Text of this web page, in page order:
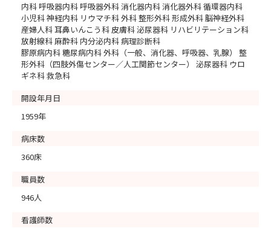
内科 呼吸器内科 呼吸器外科 消化器内科 消化器外科 循環器内科
小児科 神経内科 リウマチ科 外科 整形外科 形成外科 脳神経外科
産婦人科 耳鼻いんこう科 皮膚科 泌尿器科 リハビリテーション科
放射線科 麻酔科 内分泌内科 病理診断科
膠原病内科 糖尿病内科 外科（一般、消化器、呼吸器、乳腺） 整
形外科（四肢外傷センター／人工関節センター） 泌尿器科 ウロ
ギネ科 救急科
開設年月日
1959年
病床数
360床
職員数
946人
看護師数